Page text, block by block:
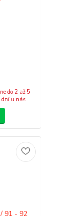
do 2 až 5
dní u nás